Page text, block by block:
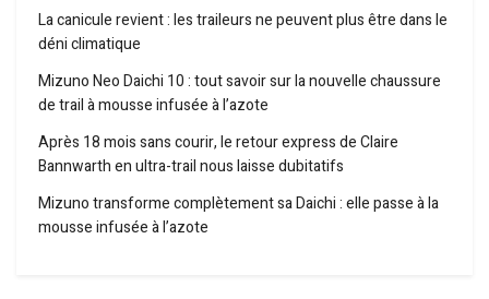
La canicule revient : les traileurs ne peuvent plus être dans le
déni climatique
Mizuno Neo Daichi 10 : tout savoir sur la nouvelle chaussure
de trail à mousse infusée à l’azote
Après 18 mois sans courir, le retour express de Claire
Bannwarth en ultra-trail nous laisse dubitatifs
Mizuno transforme complètement sa Daichi : elle passe à la
mousse infusée à l’azote